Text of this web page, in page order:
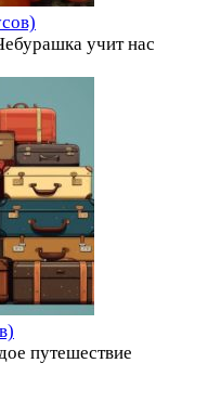
учит нас
путешествие